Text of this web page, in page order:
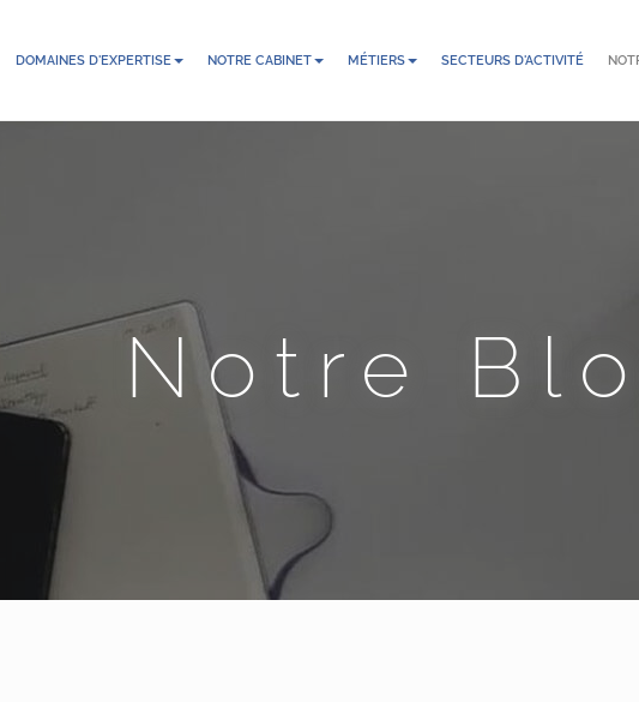
DOMAINES D'EXPERTISE NOTRE CABINET MÉTIERS SECTEURS D'ACTIVITÉ
Notre